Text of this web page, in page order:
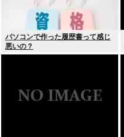
パソコンで作った履歴書って感じ
悪いの？